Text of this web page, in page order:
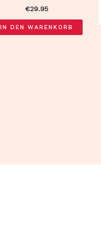
€29.95
IN DEN WARENKORB